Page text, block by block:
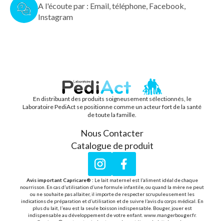
A l'écoute par : Email, téléphone, Facebook,
Instagram
PEDIACT
En distribuant des produits soigneusement sélectionnés, le
Laboratoire PediAct se positionne comme un acteur fort de la santé
de toute la famille.
Nous Contacter
Catalogue de produit
InstagramFacebook
Avis important Capricare® : Le lait maternel est l’aliment idéal de chaque
nourrisson. En cas d’utilisation d’une formule infantile, ou quand la mère ne peut
ou ne souhaite pas allaiter, il importe de respecter scrupuleusement les
indications de préparation et d’utilisation et de suivre l’avis du corps médical. En
plus du lait, l’eau est la seule boisson indispensable. Bouger, jouer est
indispensable au développement de votre enfant. www.mangerbouger.fr.